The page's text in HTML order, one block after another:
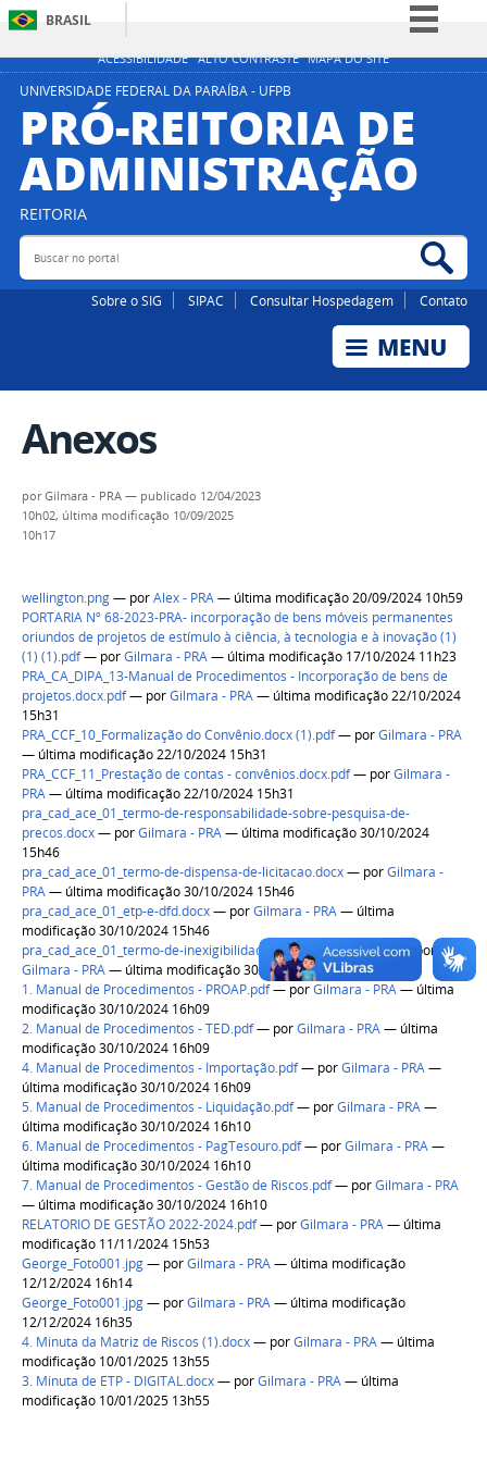
ACESSIBILIDADE ALTO CONTRASTE MAPA DO SITE
BRASIL
Simplifique!
Participe
Acesso à informação
Legislação
UNIVERSIDADE FEDERAL DA PARAÍBA - UFPB
PRÓ-REITORIA DE
ADMINISTRAÇÃO
REITORIA
Buscar no portal
Sobre o SIG SIPAC Consultar Hospedagem Contato
Anexos
porGilmara - PRA — publicado 12/04/2023
10h02, última modificação 10/09/2025
10h17
wellington.png— porAlex - PRA— última modificação 20/09/2024 10h59
PORTARIA Nº 68-2023-PRA- incorporação de bens móveis permanentes
oriundos de projetos de estímulo à ciência, à tecnologia e à inovação (1)
(1) (1).pdf— porGilmara - PRA— última modificação 17/10/2024 11h23
PRA_CA_DIPA_13-Manual de Procedimentos - Incorporação de bens de
projetos.docx.pdf— porGilmara - PRA— última modificação 22/10/2024
15h31
PRA_CCF_10_Formalização do Convênio.docx (1).pdf— porGilmara - PRA
— última modificação 22/10/2024 15h31
PRA_CCF_11_Prestação de contas - convênios.docx.pdf— porGilmara -
PRA— última modificação 22/10/2024 15h31
pra_cad_ace_01_termo-de-responsabilidade-sobre-pesquisa-de-
precos.docx— porGilmara - PRA— última modificação 30/10/2024
15h46
pra_cad_ace_01_termo-de-dispensa-de-licitacao.docx— porGilmara -
PRA— última modificação 30/10/2024 15h46
pra_cad_ace_01_etp-e-dfd.docx— porGilmara - PRA— última
modificação 30/10/2024 15h46
pra_cad_ace_01_termo-de-inexigibilidade-de-licitacao (1).docx— por
Gilmara - PRA— última modificação 30/10/2024 15h50
1. Manual de Procedimentos - PROAP.pdf— porGilmara - PRA— última
modificação 30/10/2024 16h09
2. Manual de Procedimentos - TED.pdf— porGilmara - PRA— última
modificação 30/10/2024 16h09
4. Manual de Procedimentos - Importação.pdf— porGilmara - PRA—
última modificação 30/10/2024 16h09
5. Manual de Procedimentos - Liquidação.pdf— porGilmara - PRA—
última modificação 30/10/2024 16h10
6. Manual de Procedimentos - PagTesouro.pdf— porGilmara - PRA—
última modificação 30/10/2024 16h10
7. Manual de Procedimentos - Gestão de Riscos.pdf— porGilmara - PRA
— última modificação 30/10/2024 16h10
RELATORIO DE GESTÃO 2022-2024.pdf— porGilmara - PRA— última
modificação 11/11/2024 15h53
George_Foto001.jpg— porGilmara - PRA— última modificação
12/12/2024 16h14
George_Foto001.jpg— porGilmara - PRA— última modificação
12/12/2024 16h35
4. Minuta da Matriz de Riscos (1).docx— porGilmara - PRA— última
modificação 10/01/2025 13h55
3. Minuta de ETP - DIGITAL.docx— porGilmara - PRA— última
modificação 10/01/2025 13h55